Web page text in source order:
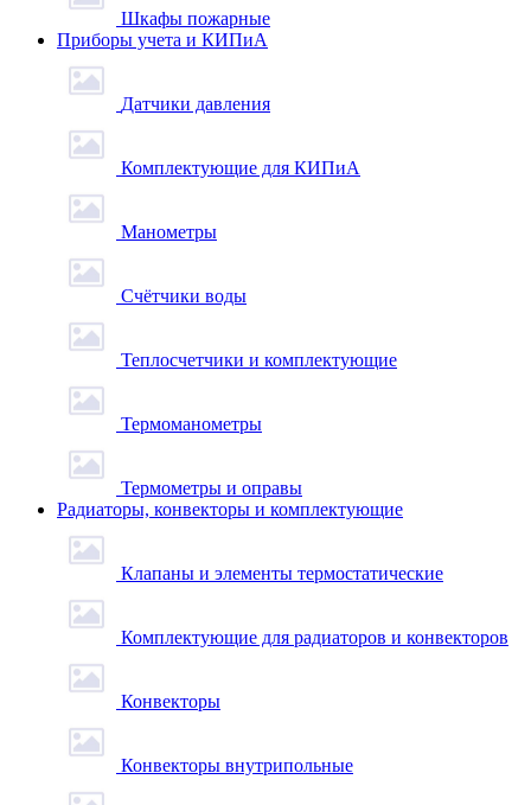
Шкафы пожарные
Приборы учета и КИПиА
Датчики давления
Комплектующие для КИПиА
Манометры
Счётчики воды
Теплосчетчики и комплектующие
Термоманометры
Термометры и оправы
Радиаторы, конвекторы и комплектующие
Клапаны и элементы термостатические
Комплектующие для радиаторов и конвекторов
Конвекторы
Конвекторы внутрипольные